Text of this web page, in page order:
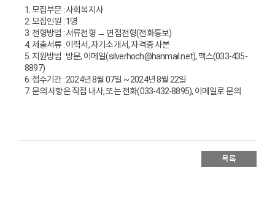
1. 모집부문 : 사회복지사
2. 모집인원 : 1명
3. 전형방법 : 서류전형 → 면접전형(전화통보)
4. 제출서류 : 이력서, 자기소개서, 자격증 사본
5. 지원방법 : 방문, 이메일(silverhoch@hanmail.net), 팩스(033-435-
8897)
6. 접수기간 : 2024년 8월 07일 ~ 2024년 8월 22일
7. 문의 사항은 직접 내사, 또는 전화(033-432-8895), 이메일로 문의
목록